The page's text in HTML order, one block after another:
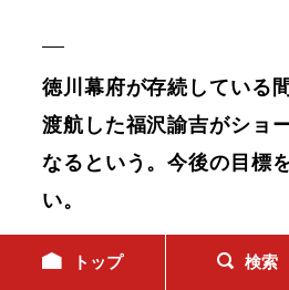
トップ 検索
徳川幕府が存続している
渡航した福沢諭吉がショ
なるという。今後の目標
い。